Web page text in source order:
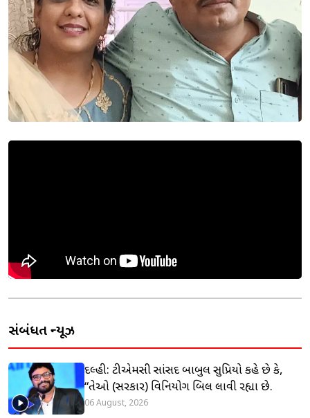
સંબંધિત ન્યૂઝ
દિલ્હી: ટીએમસી સાંસદ બાબુલ સુપ્રિયો કહે છે કે,
“તેઓ (સરકાર) વિનિયોગ બિલ લાવી રહ્યા છે.
06 August, 2026